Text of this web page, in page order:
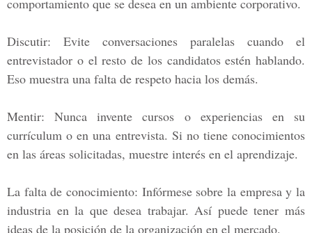
comportamiento que se desea en un ambiente corporativo.
Discutir: Evite conversaciones paralelas cuando el
entrevistador o el resto de los candidatos estén hablando.
Eso muestra una falta de respeto hacia los demás.
Mentir: Nunca invente cursos o experiencias en su
currículum o en una entrevista. Si no tiene conocimientos
en las áreas solicitadas, muestre interés en el aprendizaje.
La falta de conocimiento: Infórmese sobre la empresa y la
industria en la que desea trabajar. Así puede tener más
ideas de la posición de la organización en el mercado.